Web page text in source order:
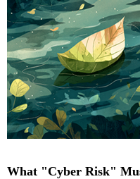
What "Cyber Risk"